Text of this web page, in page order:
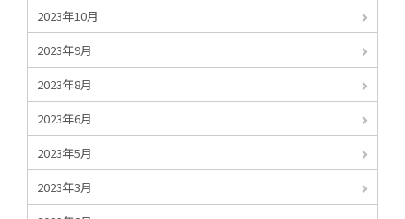
2023年10月
2023年9月
2023年8月
2023年6月
2023年5月
2023年3月